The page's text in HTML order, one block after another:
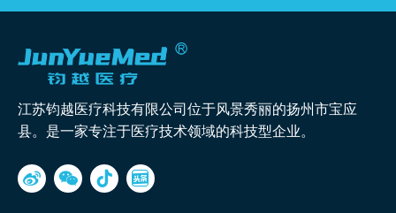
江苏钧越医疗科技有限公司位于风景秀丽的扬州市宝应
县。是一家专注于医疗技术领域的科技型企业。